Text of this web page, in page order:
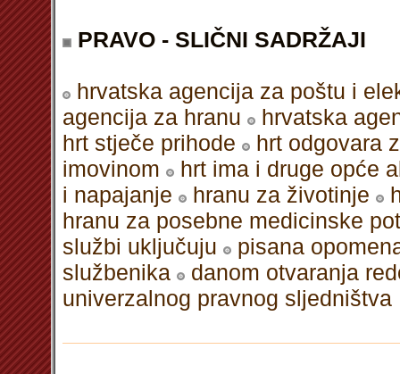
PRAVO - SLIČNI SADRŽAJI
hrvatska agencija za poštu i
agencija za hranu
hrvatska
hrt stječe prihode
hrt odgovara
imovinom
hrt ima i druge opće
i napajanje
hranu za životinje
hranu za posebne medicinske
službi uključuju
pisana
službenika
danom otvaranja
univerzalnog pravnog sljedništva